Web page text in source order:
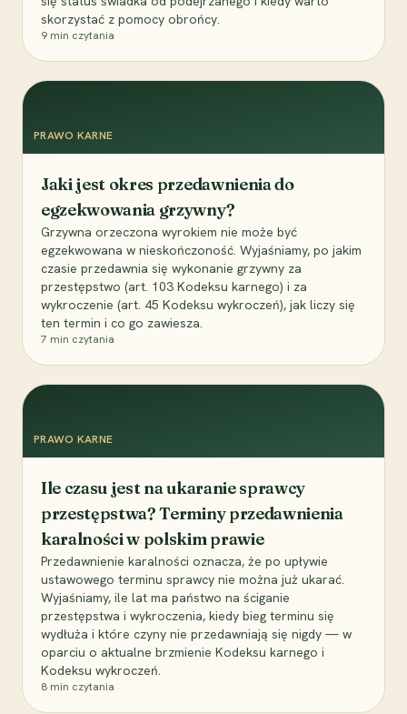
skorzystać z pomocy obrońcy.
9 min czytania
PRAWO KARNE
Jaki jest okres przedawnienia do
egzekwowania grzywny?
Grzywna orzeczona wyrokiem nie może być
egzekwowana w nieskończoność. Wyjaśniamy, po jakim
czasie przedawnia się wykonanie grzywny za
przestępstwo (art. 103 Kodeksu karnego) i za
wykroczenie (art. 45 Kodeksu wykroczeń), jak liczy się
ten termin i co go zawiesza.
7 min czytania
PRAWO KARNE
Ile czasu jest na ukaranie sprawcy
przestępstwa? Terminy przedawnienia
karalności w polskim prawie
Przedawnienie karalności oznacza, że po upływie
ustawowego terminu sprawcy nie można już ukarać.
Wyjaśniamy, ile lat ma państwo na ściganie
przestępstwa i wykroczenia, kiedy bieg terminu się
wydłuża i które czyny nie przedawniają się nigdy — w
oparciu o aktualne brzmienie Kodeksu karnego i
Kodeksu wykroczeń.
8 min czytania